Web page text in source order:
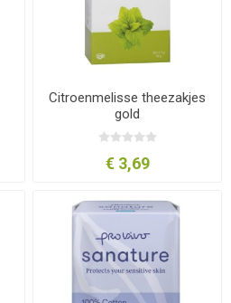
Citroenmelisse theezakjes
gold
€ 3,69